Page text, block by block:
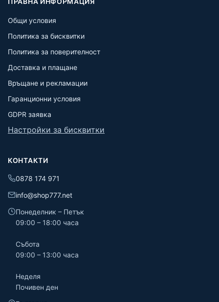
Общи условия
Политика за бисквитки
Политика за поверителност
Доставка и плащане
Връщане и рекламации
Гаранционни условия
GDPR заявка
Настройки за бисквитки
КОНТАКТИ
0878 174 971
info@shop777.net
Понеделник – Петък
09:00 – 18:00 часа
Събота
09:00 – 13:00 часа
Неделя
Почивен ден